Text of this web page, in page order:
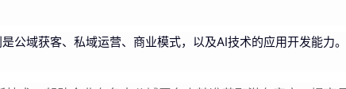
公域获客、私域运营、商业模式，以及AI技术的应用开发能力